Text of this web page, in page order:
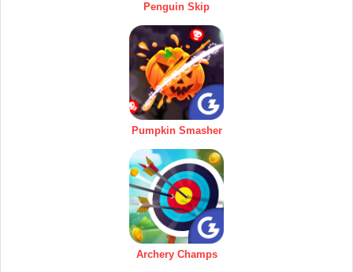
Penguin Skip
Pumpkin Smasher
Archery Champs